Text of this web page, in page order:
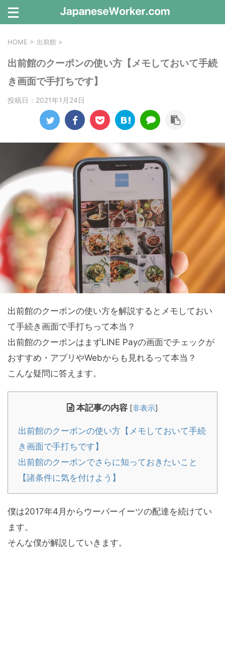
HOME > 出前館 >
出前館のクーポンの使い方【メモしておいて手続
き画面で手打ちです】
投稿日： 2021年1月24日
出前館のクーポンの使い方を解説するとメモしておい
て手続き画面で手打ちって本当？
出前館のクーポンはまずLINE Payの画面でチェックが
おすすめ・アプリやWebからも見れるって本当？
こんな疑問に答えます。
本記事の内容 [非表示]
出前館のクーポンの使い方【メモしておいて手続
き画面で手打ちです】
出前館のクーポンでさらに知っておきたいこと
【諸条件に気を付けよう】
僕は2017年4月からウーバーイーツの配達を続けてい
ます。
そんな僕が解説していきます。